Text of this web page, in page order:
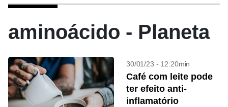
aminoácido - Planeta
30/01/23 - 12:20min
Café com leite pode
ter efeito anti-
inflamatório